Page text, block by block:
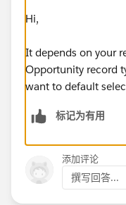
Hi,
It depends on your
Opportunity record
want to default
标记为有用
添加评论
撰写回答...